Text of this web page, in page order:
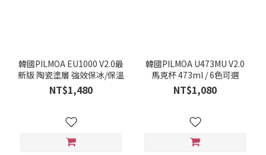
韓國PILMOA EU1000 V2.0最
新版 陶瓷塗層 強效保冰/保溫
NT$1,480
韓國PILMOA U473MU V2.0
馬克杯 473ml / 6色可選
NT$1,080